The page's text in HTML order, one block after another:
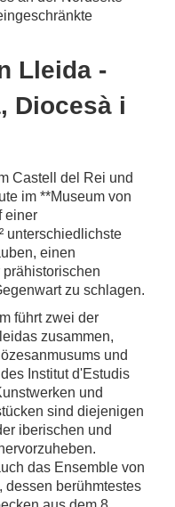
Lleida -
Diocesà i
Castell del Rei und
im **Museum von
einer
unterschiedlichste
einen
zu schlagen.
führt zwei der
zusammen,
und
Institut d'Estudis
und
sind diejenigen
iberischen und
das Ensemble von
dessen berühmtestes